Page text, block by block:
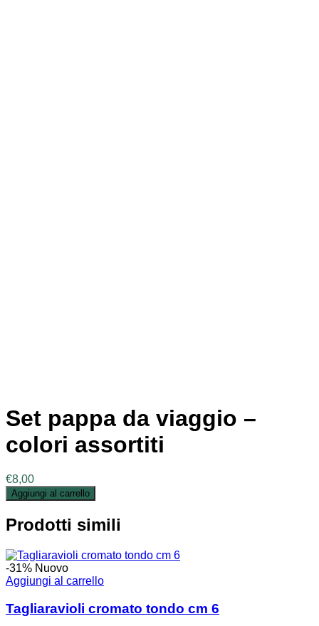
Set pappa da viaggio –
colori assortiti
€8,00
Aggiungi al carrello
Prodotti simili
-31% Nuovo
Aggiungi al carrello
Tagliaravioli cromato tondo cm 6